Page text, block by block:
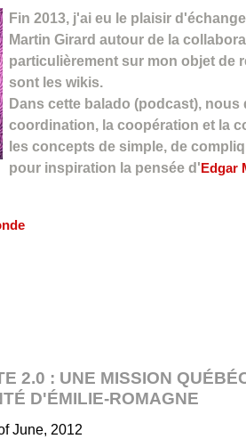
Fin 2013, j'ai eu le plaisir
Martin Girard autour de la
particulièrement sur mon objet de
sont les wikis.
Dans cette balado (podcast),
coordination, la coopération et la
les concepts de simple, de
pour inspiration la pensée d'Edgar
2.0 : UNE MISSION
D'ÉMILIE-ROMAGNE
June, 2012